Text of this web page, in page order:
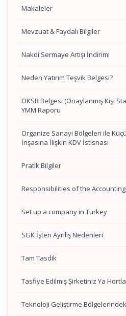
Makaleler
Mevzuat & Faydalı Bilgiler
Nakdi Sermaye Artışı İndirimi
Neden Yatırım Teşvik Belgesi?
OKSB Belgesi (Onaylanmış Kişi
YMM Raporu
Organize Sanayi Bölgeleri ile
İnşasına İlişkin KDV İstisnası
Pratik Bilgiler
Responsibilities of the
Set up a company in Turkey
SGK İşten Ayrılış Nedenleri
Tam Tasdik
Tasfiye Edilmiş Şirketiniz Ya
Teknoloji Geliştirme